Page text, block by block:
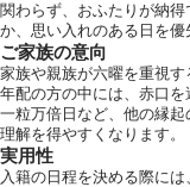
関わらず、おふたりが納
か、思い入れのある日を優
ご家族の意向
家族や親族が六曜を重視
年配の方の中には、赤口
一粒万倍日など、他の縁
理解を得やすくなります。
実用性
入籍の日程を決める際に